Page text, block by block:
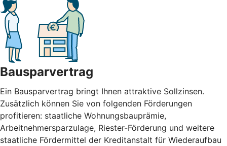
Bausparvertrag
Ein Bausparvertrag bringt Ihnen attraktive Sollzinsen.
Zusätzlich können Sie von folgenden Förderungen
profitieren: staatliche Wohnungsbauprämie,
Arbeitnehmersparzulage, Riester-Förderung und weitere
staatliche Fördermittel der Kreditanstalt für Wiederaufbau